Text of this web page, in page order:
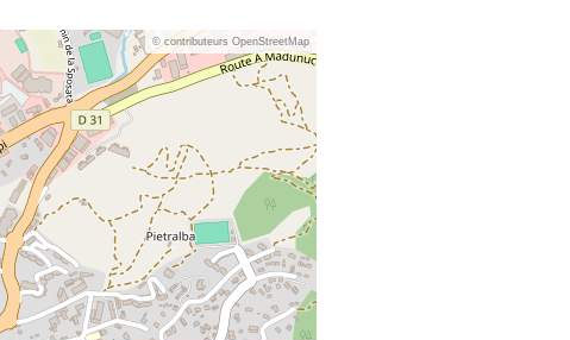
© contributeurs OpenStreetMap